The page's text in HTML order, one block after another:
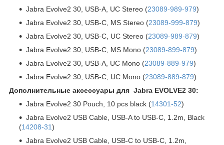
Jabra Evolve2 30, USB-A, UC Stereo (23089-989-979)
Jabra Evolve2 30, USB-C, MS Stereo (23089-999-879)
Jabra Evolve2 30, USB-C, UC Stereo (23089-989-879)
Jabra Evolve2 30, USB-C, MS Mono (23089-899-879)
Jabra Evolve2 30, USB-A, UC Mono (23089-889-979)
Jabra Evolve2 30, USB-C, UC Mono (23089-889-879)
Дополнительные аксессуары для Jabra EVOLVE2 30:
Jabra Evolve2 30 Pouch, 10 pcs black (14301-52)
Jabra Evolve2 USB Cable, USB-A to USB-C, 1.2m, Black
(14208-31)
Jabra Evolve2 USB Cable, USB-C to USB-C, 1.2m,